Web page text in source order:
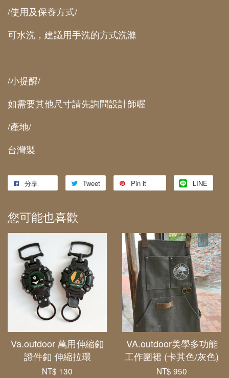
/使用及保養方式/
可水洗，建議用手洗的方式洗滌
/小提醒/
如需要其他尺寸請先詢問設計師喔
/產地/
台灣製
分享 Tweet Pin it LINE
您可能也喜歡
Va.outdoor 萬用伸縮釦
證件釦 伸縮拉環
NT$ 130
VA.outdoor美學多功能
工作圍裙 (卡其色/灰色)
NT$ 950